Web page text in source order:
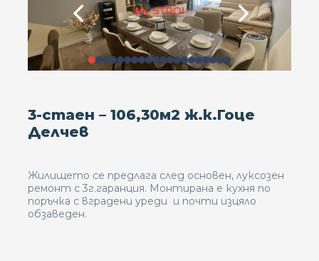
3-стаен – 106,30м2 ж.к.Гоце
Делчев
Жилището се предлага след основен, луксозен
ремонт с 3г.гаранция. Монтирана е кухня по
поръчка с вградени уреди и почти изцяло
обзаведен.